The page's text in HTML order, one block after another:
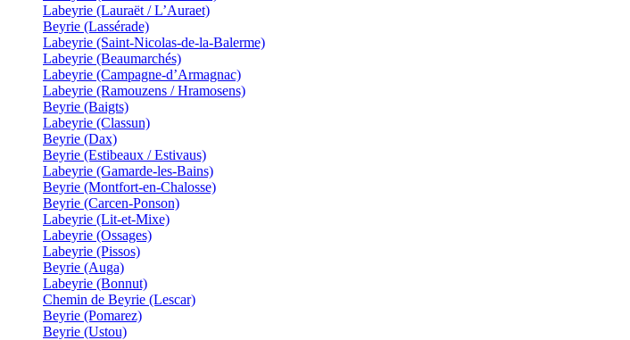
Labeyrie (Lauraët / L’Auraet)
Beyrie (Lassérade)
Labeyrie (Saint-Nicolas-de-la-Balerme)
Labeyrie (Beaumarchés)
Labeyrie (Campagne-d’Armagnac)
Labeyrie (Ramouzens / Hramosens)
Beyrie (Baigts)
Labeyrie (Classun)
Beyrie (Dax)
Beyrie (Estibeaux / Estivaus)
Labeyrie (Gamarde-les-Bains)
Beyrie (Montfort-en-Chalosse)
Beyrie (Carcen-Ponson)
Labeyrie (Lit-et-Mixe)
Labeyrie (Ossages)
Labeyrie (Pissos)
Beyrie (Auga)
Labeyrie (Bonnut)
Chemin de Beyrie (Lescar)
Beyrie (Pomarez)
Beyrie (Ustou)